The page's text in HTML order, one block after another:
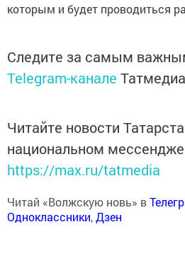
которым и будет проводиться
Следите за самым
Telegram-канале Татмедиа
Читайте новости
национальном
https://max.ru/tatmedia
Читай «Волжскую новь» в
Одноклассники,Дзен